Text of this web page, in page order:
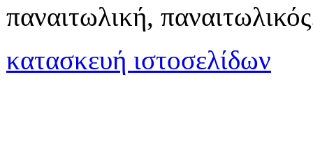
παναιτωλική,
κατασκευή ιστοσελίδων